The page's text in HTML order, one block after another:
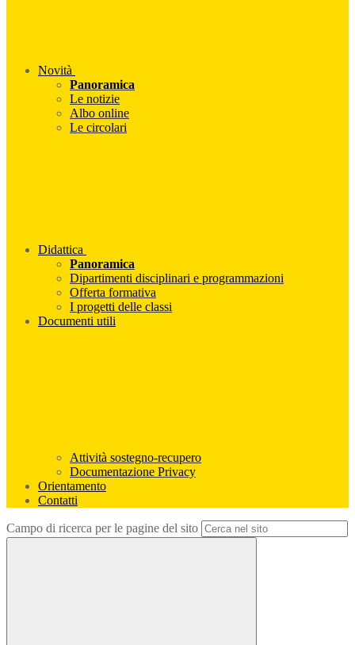
Novità
Panoramica
Le notizie
Albo online
Le circolari
Didattica
Panoramica
Dipartimenti disciplinari e programmazioni
Offerta formativa
I progetti delle classi
Documenti utili
Attività sostegno-recupero
Documentazione Privacy
Orientamento
Contatti
Campo di ricerca per le pagine del sito